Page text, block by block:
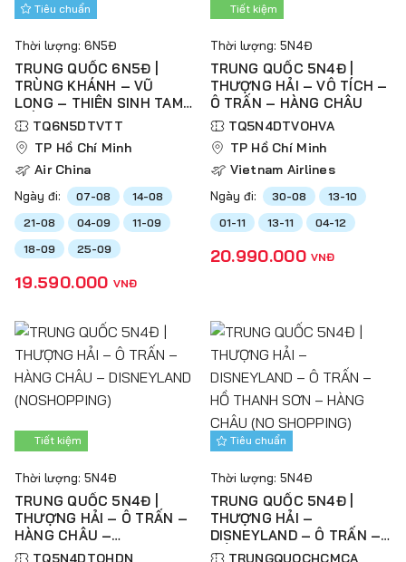
Tiêu chuẩn
Thời lượng: 6N5Đ
TRUNG QUỐC 6N5Đ |
TRÙNG KHÁNH – VŨ
LONG – THIÊN SINH TAM
KIỀU – TIÊN NỮ SƠN
TQ6N5DTVTT
TP Hồ Chí Minh
Air China
Ngày đi: 07-08
14-08
21-08
04-09
11-09
18-09
25-09
19.590.000 VNĐ
Tiết kiệm
Thời lượng: 5N4Đ
TRUNG QUỐC 5N4Đ |
THƯỢNG HẢI – VÔ TÍCH –
Ô TRẤN – HÀNG CHÂU
TQ5N4DTVOHVA
TP Hồ Chí Minh
Vietnam Airlines
Ngày đi: 30-08
13-10
01-11
13-11 04-12
20.990.000 VNĐ
Tiết kiệm
Thời lượng: 5N4Đ
TRUNG QUỐC 5N4Đ |
THƯỢNG HẢI – Ô TRẤN –
HÀNG CHÂU –
DISNEYLAND
TQ5N4DTOHDN
Tiêu chuẩn
Thời lượng: 5N4Đ
TRUNG QUỐC 5N4Đ |
THƯỢNG HẢI –
DISNEYLAND – Ô TRẤN –
HỒ THANH SƠN – HÀNG
TRUNGQUOCHCMCA